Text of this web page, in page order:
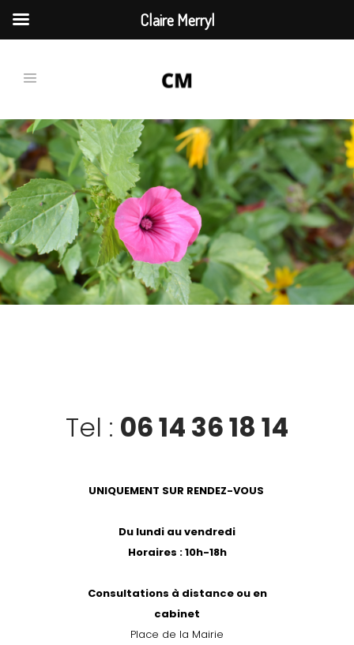
Tel : 06 14 36 18 14
UNIQUEMENT SUR RENDEZ-VOUS
Du lundi au vendredi
Horaires : 10h-18h
Consultations à distance ou en
cabinet
Place de la Mairie
Claire Merryl